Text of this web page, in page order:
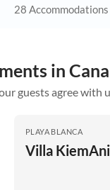
28 Accommodations
in
guests agree with
PLAYA BLANCA
Villa